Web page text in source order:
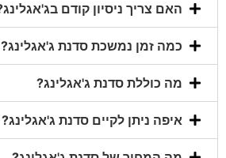
האם צריך ניסיון קודם
כמה זמן נמשכת סדנת ג'אגלינג?
מה כוללת סדנת ג'אגלינג?
איפה ניתן לקיים סדנת ג'אגלינג?